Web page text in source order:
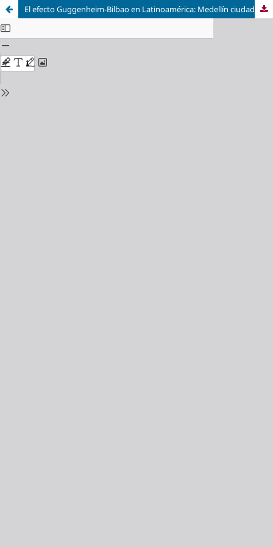
El efecto Guggenheim-Bilbao en Latinoamérica: Medellín ciudad Botero. Un proyecto cultural para la paz